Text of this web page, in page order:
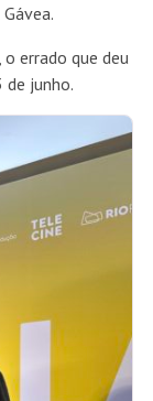
errado que deu
junho.